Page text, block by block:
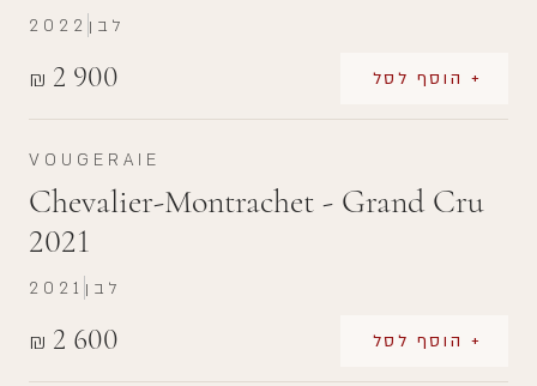
₪ 2 900 + הוסף לסל
2022 לבן
VOUGERAIE
Chevalier-Montrachet - Grand Cru
2021
₪ 2 600 + הוסף לסל
2021 לבן